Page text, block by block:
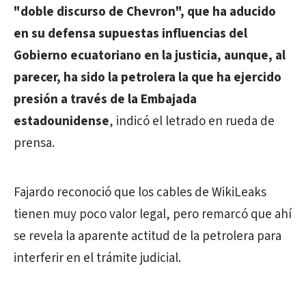
"doble discurso de Chevron", que ha aducido
en su defensa supuestas influencias del
Gobierno ecuatoriano en la justicia, aunque, al
parecer, ha sido la petrolera la que ha ejercido
presión a través de la Embajada
estadounidense, indicó el letrado en rueda de
prensa.
Fajardo reconoció que los cables de WikiLeaks
tienen muy poco valor legal, pero remarcó que ahí
se revela la aparente actitud de la petrolera para
interferir en el trámite judicial.